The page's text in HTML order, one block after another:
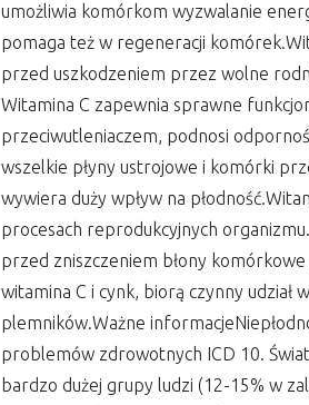
umożliwia komórkom wyzwalanie
pomaga też w regeneracji
przed uszkodzeniem przez wolne
Witamina C zapewnia sprawne
przeciwutleniaczem, podnosi
wszelkie płyny ustrojowe i komórki
wywiera duży wpływ na
procesach reprodukcyjnych
przed zniszczeniem błony
witamina C i cynk, biorą czynny udział
plemników.Ważne
problemów zdrowotnych ICD 10.
bardzo dużej grupy ludzi (12-15% w